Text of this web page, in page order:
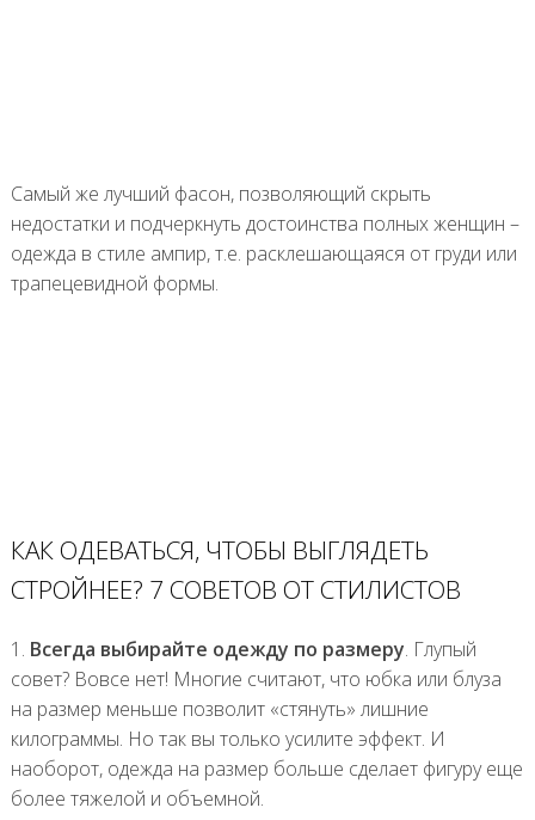
Самый же лучший фасон, позволяющий скрыть
недостатки и подчеркнуть достоинства полных женщин –
одежда в стиле ампир, т.е. расклешающаяся от груди или
трапецевидной формы.
КАК ОДЕВАТЬСЯ, ЧТОБЫ ВЫГЛЯДЕТЬ
СТРОЙНЕЕ? 7 СОВЕТОВ ОТ СТИЛИСТОВ
1. Всегда выбирайте одежду по размеру. Глупый
совет? Вовсе нет! Многие считают, что юбка или блуза
на размер меньше позволит «стянуть» лишние
килограммы. Но так вы только усилите эффект. И
наоборот, одежда на размер больше сделает фигуру еще
более тяжелой и объемной.